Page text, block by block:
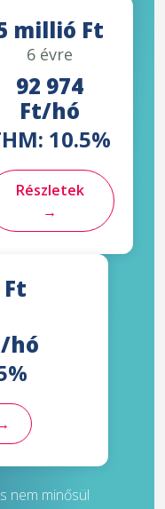
millió Ft
6 évre
92 974
Ft/hó
10.5%
Részletek
→
hó
nem minősül